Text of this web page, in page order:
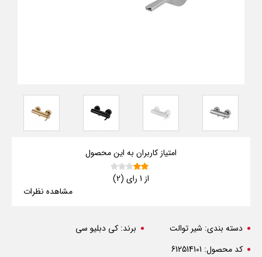
امتیاز کاربران به این محصول
از 1 رای (2)
مشاهده نظرات
دسته بندی: شیر توالت برند: کی دبلیو سی
کد محصول: 612514101